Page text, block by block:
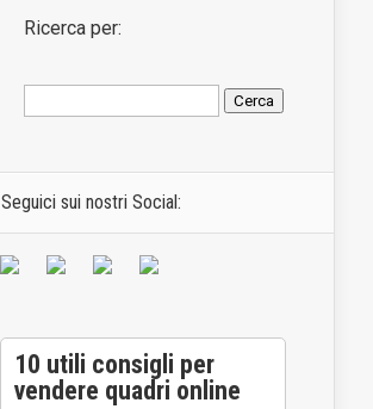
Ricerca per:
Seguici sui nostri Social:
10 utili consigli per
vendere quadri online